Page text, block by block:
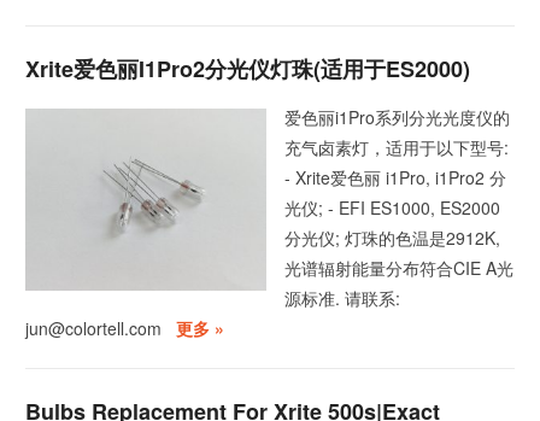
Xrite爱色丽i1Pro2分光仪灯珠(适用于ES2000)
爱色丽i1Pro系列分光光度仪的
充气卤素灯，适用于以下型号:
- Xrite爱色丽 i1Pro, i1Pro2 分
光仪; - EFI ES1000, ES2000
分光仪; 灯珠的色温是2912K,
光谱辐射能量分布符合CIE A光
源标准. 请联系:
jun@colortell.com
更多 »
Bulbs Replacement For Xrite 500s|Exact